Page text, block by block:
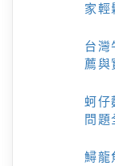
家輕
台灣
薦與
蚵仔
問題
鱘龍